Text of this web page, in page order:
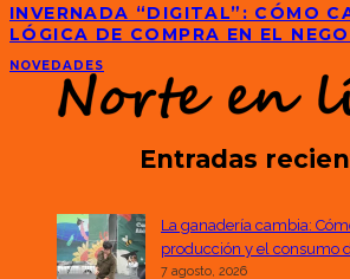
INVERNADA “DIGITAL”: CÓMO
LÓGICA DE COMPRA EN EL
NOVEDADES
Entradas
La ganadería cambia:
producción y el consumo
7 agosto, 2026